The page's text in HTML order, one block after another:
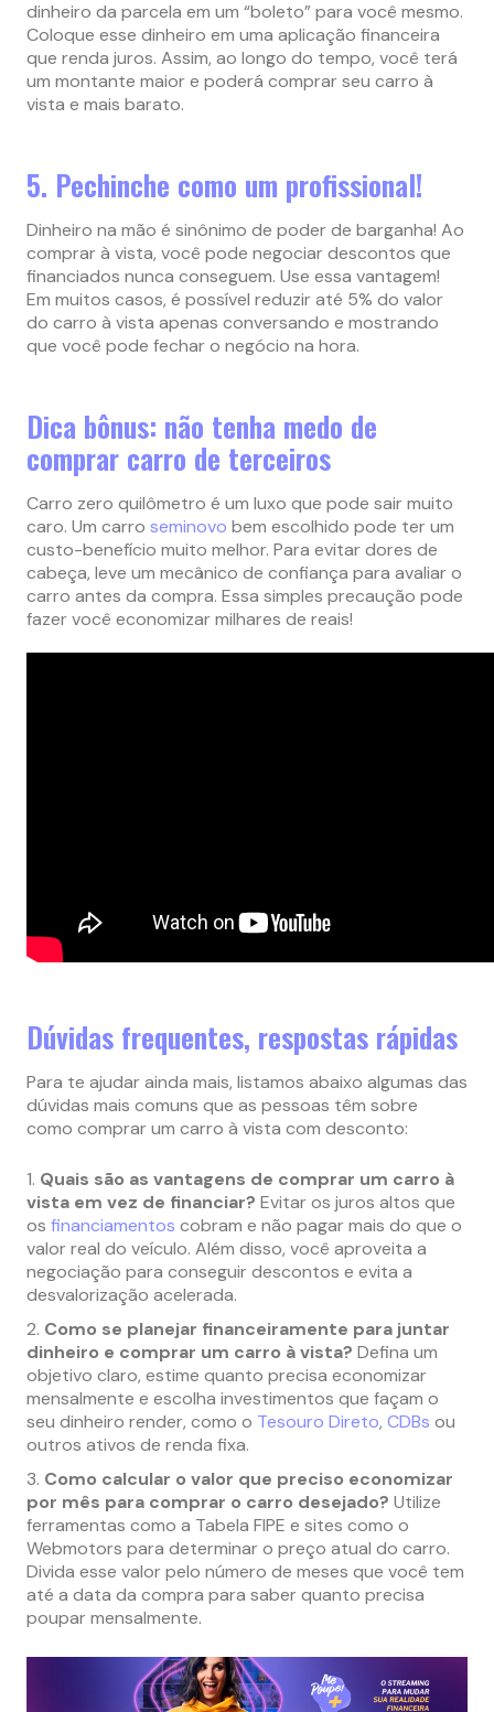
dinheiro da parcela em um “boleto” para você mesmo.
Coloque esse dinheiro em uma aplicação financeira
que renda juros. Assim, ao longo do tempo, você terá
um montante maior e poderá comprar seu carro à
vista e mais barato.
5. Pechinche como um profissional!
Dinheiro na mão é sinônimo de poder de barganha! Ao
comprar à vista, você pode negociar descontos que
financiados nunca conseguem. Use essa vantagem!
Em muitos casos, é possível reduzir até 5% do valor
do carro à vista apenas conversando e mostrando
que você pode fechar o negócio na hora.
Dica bônus: não tenha medo de
comprar carro de terceiros
Carro zero quilômetro é um luxo que pode sair muito
caro. Um carro seminovo bem escolhido pode ter um
custo-benefício muito melhor. Para evitar dores de
cabeça, leve um mecânico de confiança para avaliar o
carro antes da compra. Essa simples precaução pode
fazer você economizar milhares de reais!
Dúvidas frequentes, respostas rápidas
Para te ajudar ainda mais, listamos abaixo algumas das
dúvidas mais comuns que as pessoas têm sobre
como comprar um carro à vista com desconto:
Quais são as vantagens de comprar um carro à
vista em vez de financiar? Evitar os juros altos que
os financiamentos cobram e não pagar mais do que o
valor real do veículo. Além disso, você aproveita a
negociação para conseguir descontos e evita a
desvalorização acelerada.
Como se planejar financeiramente para juntar
dinheiro e comprar um carro à vista? Defina um
objetivo claro, estime quanto precisa economizar
mensalmente e escolha investimentos que façam o
seu dinheiro render, como o Tesouro Direto, CDBs ou
outros ativos de renda fixa.
Como calcular o valor que preciso economizar
por mês para comprar o carro desejado? Utilize
ferramentas como a Tabela FIPE e sites como o
Webmotors para determinar o preço atual do carro.
Divida esse valor pelo número de meses que você tem
até a data da compra para saber quanto precisa
poupar mensalmente.